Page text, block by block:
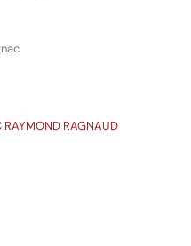
RAYMOND RAGNAUD